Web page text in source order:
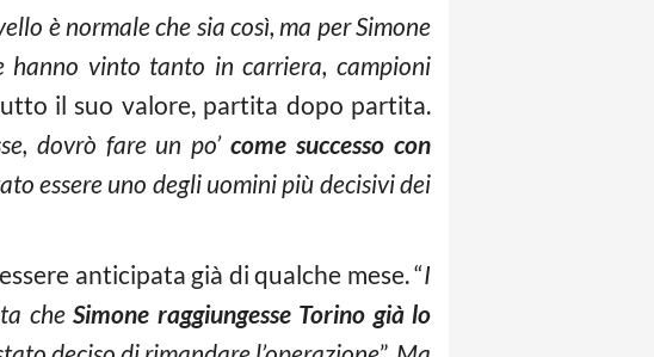
è normale che sia così, ma per Simone
vinto tanto in carriera, campioni
il suo valore, partita dopo partita.
dovrò fare un po’come successo con
essere uno degli uomini più decisivi dei
anticipata già di qualche mese. “I
che Simone raggiungesse Torino già lo